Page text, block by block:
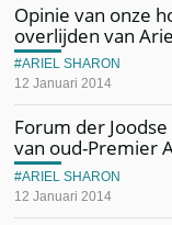
Opinie van onze
overlijden van
12 Januari 2014
ARIEL SHARON
Forum der
van oud-Premier
12 Januari 2014
ARIEL SHARON